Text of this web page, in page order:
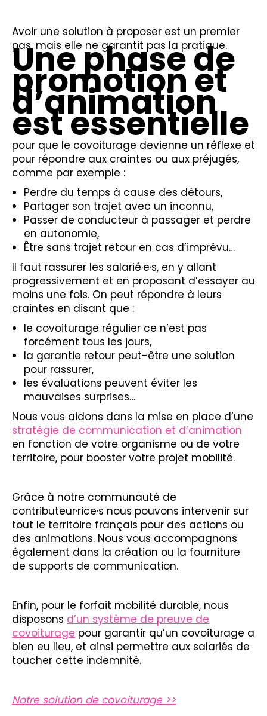
Avoir une solution à proposer est un premier
pas, mais elle ne garantit pas la pratique.
Une phase de
promotion et
d’animation
est essentielle
pour que le covoiturage devienne un réflexe et
pour répondre aux craintes ou aux préjugés,
comme par exemple :
Perdre du temps à cause des détours,
Partager son trajet avec un inconnu,
Passer de conducteur à passager et perdre
en autonomie,
Être sans trajet retour en cas d’imprévu…
Il faut rassurer les salarié·e·s, en y allant
progressivement et en proposant d’essayer au
moins une fois. On peut répondre à leurs
craintes en disant que :
le covoiturage régulier ce n’est pas
forcément tous les jours,
la garantie retour peut-être une solution
pour rassurer,
les évaluations peuvent éviter les
mauvaises surprises…
Nous vous aidons dans la mise en place d’une
stratégie de communication et d’animation
en fonction de votre organisme ou de votre
territoire, pour booster votre projet mobilité.
Grâce à notre communauté de
contributeur·rice·s nous pouvons intervenir sur
tout le territoire français pour des actions ou
des animations. Nous vous accompagnons
également dans la création ou la fourniture
de supports de communication.
Enfin, pour le forfait mobilité durable, nous
disposons d’un système de preuve de
covoiturage pour garantir qu’un covoiturage a
bien eu lieu, et ainsi permettre aux salariés de
toucher cette indemnité.
Notre solution de covoiturage >>